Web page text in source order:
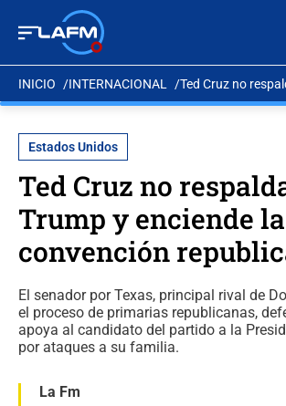
INICIO INTERNACIONAL Ted Cruz no
Estados Unidos
Ted Cruz no
Trump y enciende la
convención
El senador por Texas, principal rival de
el proceso de primarias republicanas,
apoya al candidato del partido a la
por ataques a su familia.
La Fm